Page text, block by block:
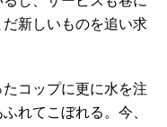
新しいものを追い求
コップに更に水を注
れてこぼれる。今、